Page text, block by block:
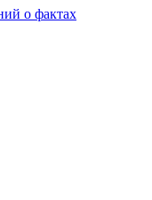
о фактах